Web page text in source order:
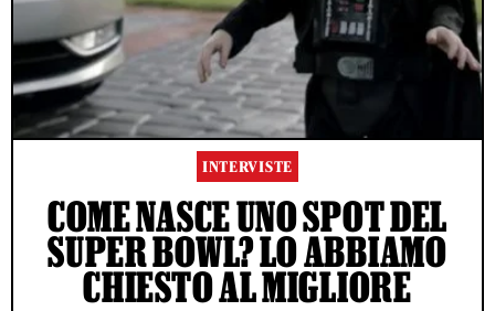
INTERVISTE
COME NASCE UNO SPOT DEL
SUPER BOWL? LO ABBIAMO
CHIESTO AL MIGLIORE